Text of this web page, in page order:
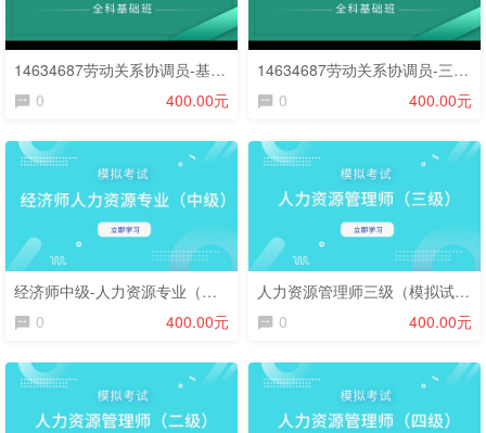
14634687劳动关系协调员-基础知识21321(课程精讲班)
0
400.00元
14634687劳动关系协调员-三级专业能力21211(课程精讲班)
0
400.00元
经济师中级-人力资源专业（模拟试卷）
0
400.00元
人力资源管理师三级（模拟试卷）
0
400.00元